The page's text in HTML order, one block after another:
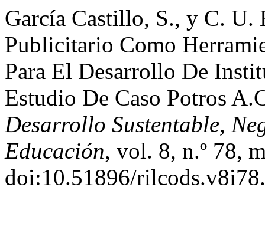
García Castillo, S., y C. U.
Publicitario Como
Para El Desarrollo De
Estudio De Caso Potros
Desarrollo Sustentable,
Educación, vol. 8, n.º 78,
doi:10.51896/